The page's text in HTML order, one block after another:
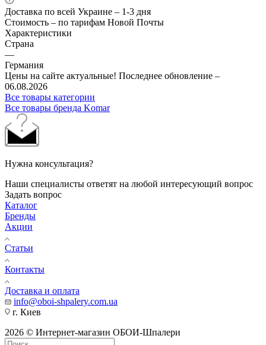
Доставка по всей Украине – 1-3 дня
Стоимость – по тарифам Новой Почты
Характеристики
Страна
—
Германия
Цены на сайте актуальные! Последнее обновление –
06.08.2026
Все товары категории
Все товары бренда Komar
Нужна консультация?
Наши специалисты ответят на любой интересующий вопрос
Задать вопрос
Каталог
Бренды
Акции
Статьи
Контакты
Доставка и оплата
info@oboi-shpalery.com.ua
г. Киев
2026 © Интернет-магазин ОБОИ-Шпалери